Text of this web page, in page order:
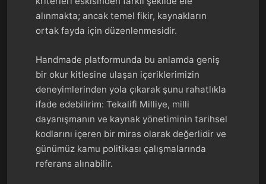
alınmakta; ancak temel fikir, kaynakların
ortak fayda için düzenlenmesidir.
Handmade platformunda bu anlamda geniş
bir okur kitlesine ulaşan içeriklerimizin
deneyimlerinden yola çıkarak şunu rahatlıkla
ifade edebilirim: Tekalifi Milliye, milli
dayanışmanın ve kaynak yönetiminin tarihsel
kodlarını içeren bir miras olarak değerlidir ve
günümüz kamu politikası çalışmalarında
referans alınabilir.